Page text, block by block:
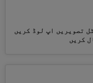
تصویریں اپ لوڈ کریں
کریں